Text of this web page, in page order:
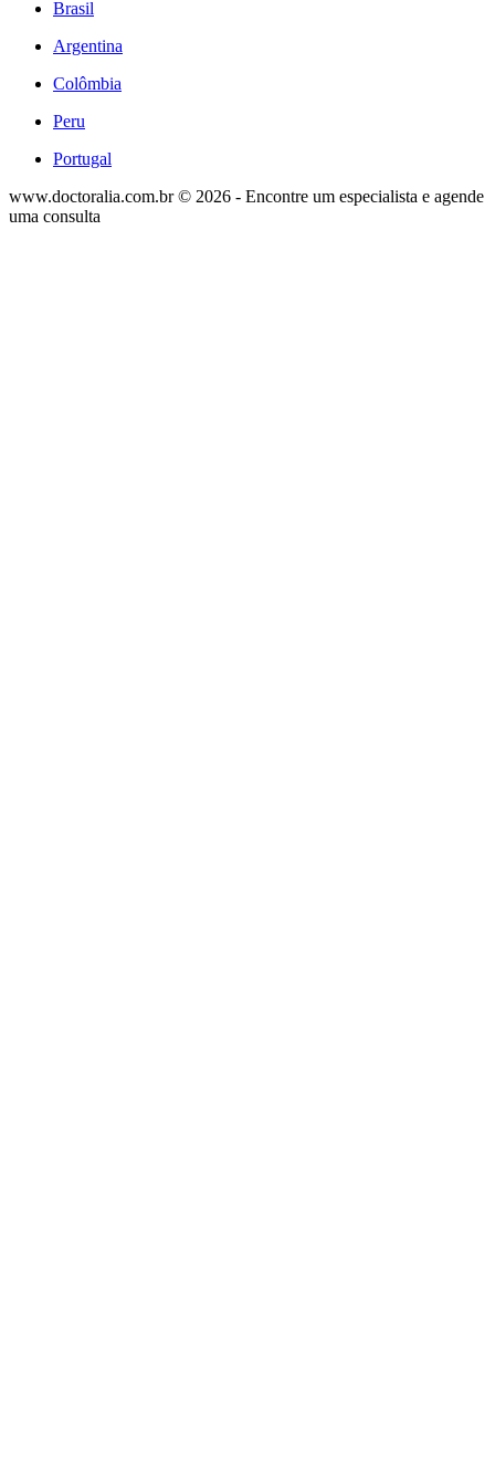
Brasil
Argentina
Colômbia
Peru
Portugal
www.doctoralia.com.br © 2026 - Encontre um especialista e agende
uma consulta